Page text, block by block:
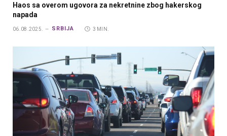
Haos sa overom ugovora za nekretnine zbog hakerskog
napada
06.08.2025. SRBIJA 3 MIN.